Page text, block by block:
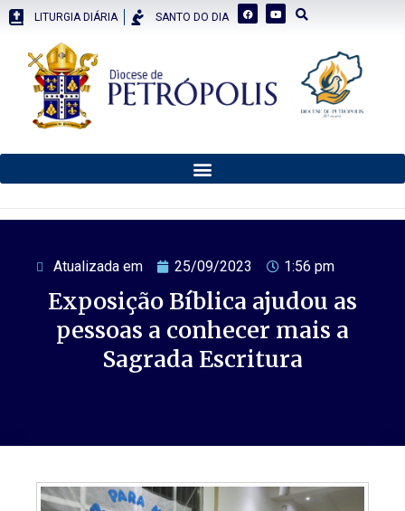
LITURGIA DIÁRIA SANTO DO DIA
Atualizada em 25/09/2023 1:56 pm
Exposição Bíblica ajudou as
pessoas a conhecer mais a
Sagrada Escritura